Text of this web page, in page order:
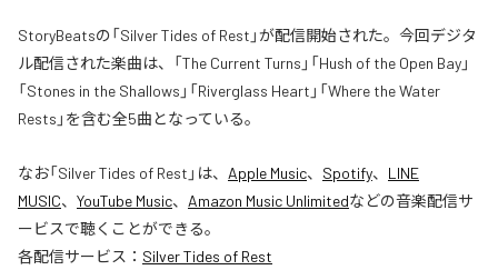
StoryBeatsの「Silver Tides of Rest」が配信開始された。今回デジタ
ル配信された楽曲は、「The Current Turns」「Hush of the Open Bay」
「Stones in the Shallows」「Riverglass Heart」「Where the Water
Rests」を含む全5曲となっている。
なお「Silver Tides of Rest 」は、 Apple Music、 Spotify、 LINE
MUSIC、 YouTube Music、 Amazon Music Unlimitedなどの音楽配信サ
ービスで聴くことができる。
各配信サービス： Silver Tides of Rest